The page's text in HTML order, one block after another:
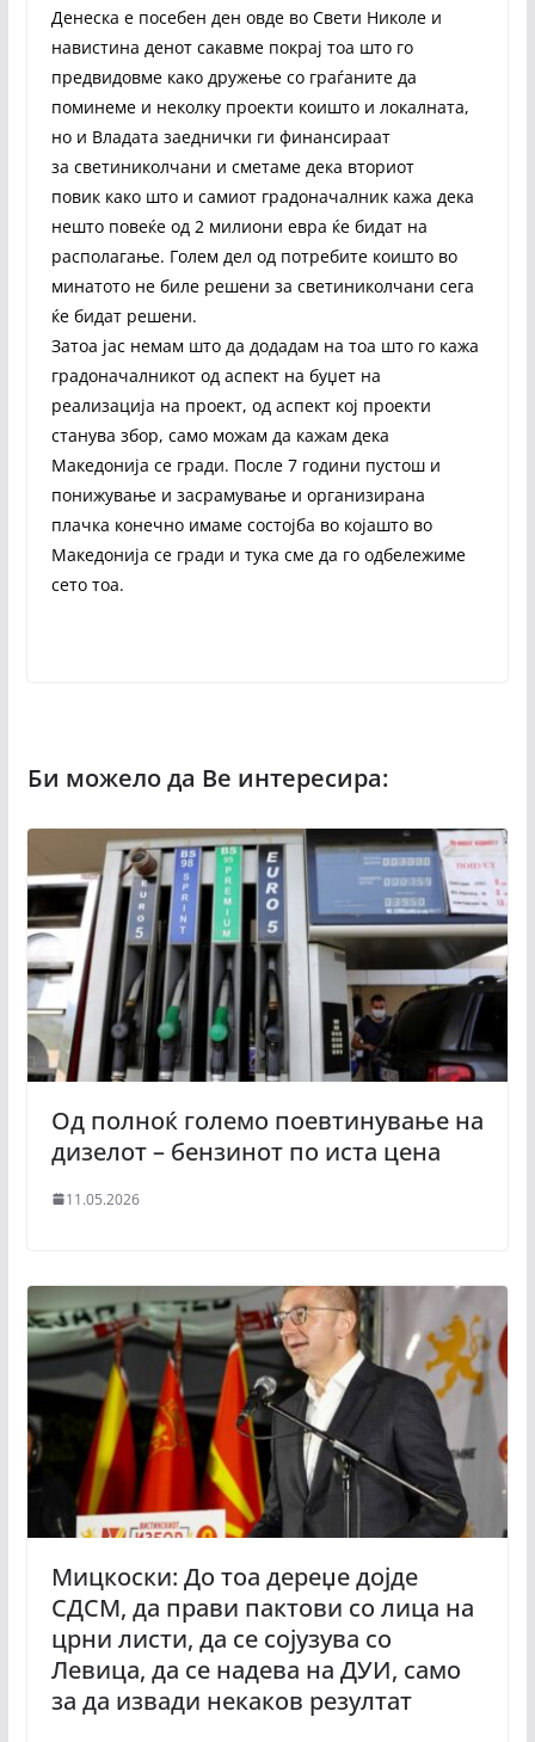
Денеска е посебен ден овде во Свети Николе и
навистина денот сакавме покрај тоа што го
предвидовме како дружење со граѓаните да
поминеме и неколку проекти коишто и локалната,
но и Владата заеднички ги финансираат
за светиниколчани и сметаме дека вториот
повик како што и самиот градоначалник кажа дека
нешто повеќе од 2 милиони евра ќе бидат на
располагање. Голем дел од потребите коишто во
минатото не биле решени за светиниколчани сега
ќе бидат решени.
Затоа јас немам што да додадам на тоа што го кажа
градоначалникот од аспект на буџет на
реализација на проект, од аспект кој проекти
станува збор, само можам да кажам дека
Македонија се гради. После 7 години пустош и
понижување и засрамување и организирана
плачка конечно имаме состојба во којашто во
Македонија се гради и тука сме да го одбележиме
сето тоа.
Од полноќ големо поевтинување на
дизелот – бензинот по иста цена
11.05.2026
Мицкоски: До тоа дереџе дојде
СДСМ, да прави пактови со лица на
црни листи, да се сојузува со
Левица, да сe надева на ДУИ, само
за да извади некаков резултат